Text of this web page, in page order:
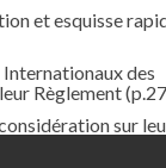
et esquisse
des
Règlement
sur